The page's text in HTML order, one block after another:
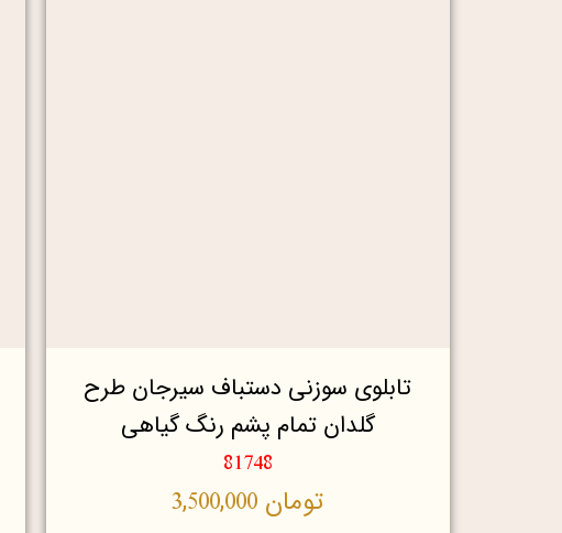
تابلوی سوزنی دستباف سیرجان طرح
گلدان تمام پشم رنگ گیاهی
81748
تومان